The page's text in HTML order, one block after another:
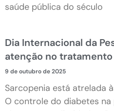
saúde pública do século
Dia Internacional da
atenção no
9 de outubro de 2025
Sarcopenia está atrelada
O controle do diabetes